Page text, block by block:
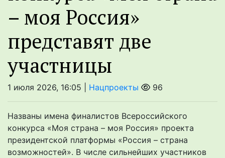
– моя Россия»
представят две
участницы
1 июля 2026, 16:05 | Нацпроекты 96
Названы имена финалистов Всероссийского
конкурса «Моя страна – моя Россия» проекта
президентской платформы «Россия – страна
возможностей». В числе сильнейших участников